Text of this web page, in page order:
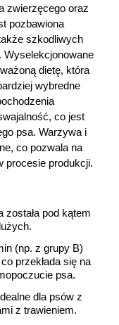
zwierzęcego oraz
pozbawiona
szkodliwych
Wyselekcjonowane
dietę, która
wybredne
co jest
psa. Warzywa i
co pozwala na
procesie produkcji.
pod kątem
(np. z grupy B)
przekłada się na
psa.
dla psów z
z trawieniem.